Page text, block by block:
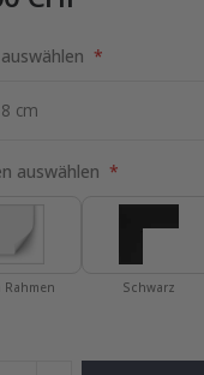
auswählen
Rahmen Schwarz